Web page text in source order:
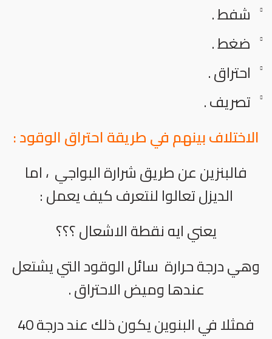
شفط .
ضغط .
احتراق .
تصريف .
الاختلاف بينهم في طريقة احتراق الوقود :
فالبنزين عن طريق شرارة البواجي ، اما
الديزل تعالوا لنتعرف كيف يعمل :
يعني ايه نقطة الاشعال ؟؟؟
وهي درجة حرارة سائل الوقود التي يشتعل
عندها وميض الاحتراق .
فمثلا في البنوين يكون ذلك عند درجة 40